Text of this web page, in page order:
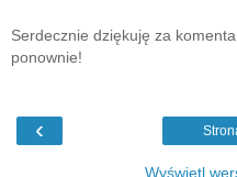
Serdecznie dziękuję za
ponownie!
‹
Wyświetl